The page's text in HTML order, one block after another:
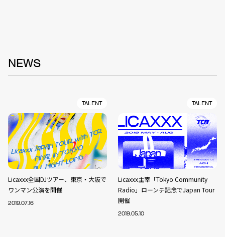
NEWS
TALENT
Licaxxx全国DJツアー、東京・大阪で
ワンマン公演を開催
2019.07.16
TALENT
Licaxxx主宰「Tokyo Community
Radio」ローンチ記念でJapan Tour
開催
2019.05.10